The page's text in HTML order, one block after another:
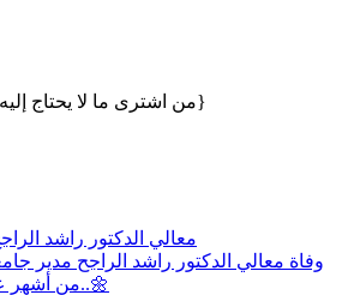
{من اشترى ما لا يحتاج إليه باع ما يحتاج إليه}
معالي الدكتور راشد
وفاة معالي الدكتور راشد الراجح مدير
🌼من أشهر علماء الشناقطة..🌼